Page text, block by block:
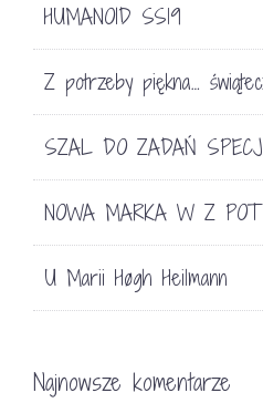
HUMANOID SS19
Z potrzeby piękna…
SZAL DO ZADAŃ
NOWA MARKA W Z
U Marii Høgh Heilmann
Najnowsze komentarze